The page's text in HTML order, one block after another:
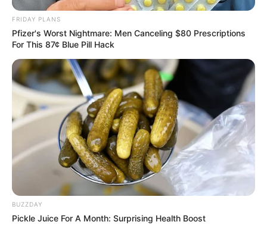
Aplica la mezcla sobre la zona deseada y deja
Enjuaga con agua tibia.
Esta opción puede ser menos efectiva que los
métodos profesionales, pero puede ser útil para
quienes buscan una solución temporal.
ConclusiónLaeliminación del vello púbicoes
una decisión personal que depende
de factores como el costo, la comodidad y los
resultados deseados. Cada método tiene sus
FRIDAY PLANS
Pfizer's Worst Nightmare: Men Canceling $80 Prescriptions
For This 87¢ Blue Pill Hack
BUZZDAY
Pickle Juice For A Month: Surprising Health Boost